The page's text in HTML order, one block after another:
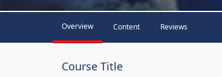
Overview Content Reviews
Course Title